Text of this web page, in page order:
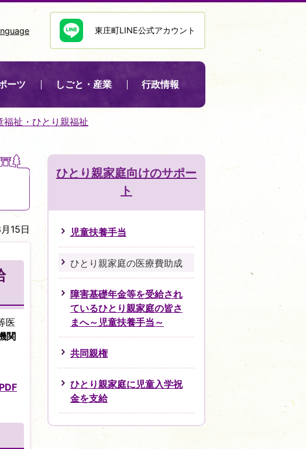
東庄町LINE公式アカウント
ーツ しごと・産業 行政情報
福祉・ひとり親福祉
15日
医
関
ひとり親家庭向けのサポー
ト
児童扶養手当
ひとり親家庭の医療費助成
障害基礎年金等を受給され
ているひとり親家庭の皆さ
まへ～児童扶養手当～
共同親権
ひとり親家庭に児童入学祝
金を支給